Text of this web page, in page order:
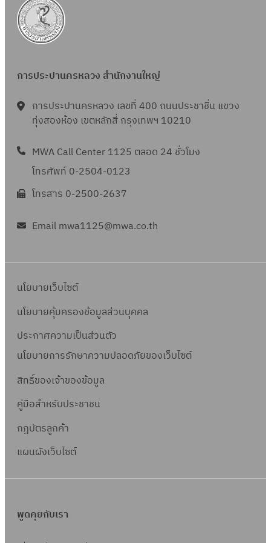
การประปานครหลวง สำนักงานใหญ่
การประปานครหลวง เลขที่ 400 ถนนประชาชื่น แขวง
ทุ่งสองห้อง เขตหลักสี่ กรุงเทพฯ 10210
MWA Call Center 1125 ตลอด 24 ชั่วโมง
โทรศัพท์ 0-2504-0123
โทรสาร 0-2500-2637
Email mwa1125@mwa.co.th
นโยบายเว็บไซต์
นโยบายคุ้มครองข้อมูลส่วนบุคคล
ประกาศความเป็นส่วนตัว
นโยบายการรักษาความปลอดภัยของเว็บไซต์
สิทธิ์ของเจ้าของข้อมูล
คู่มือสำหรับประชาชน
กฎบัตรลูกค้า
แผนผังเว็บไซต์
พูดคุยกับเรา